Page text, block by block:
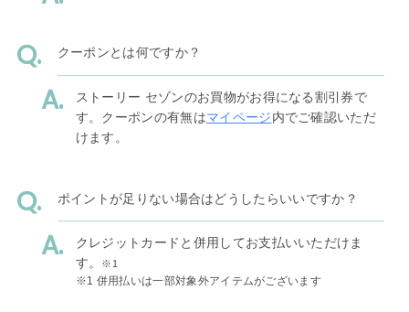
クーポンとは何ですか？
ストーリー セゾンのお買物がお得になる割引券で
す。クーポンの有無はマイページ内でご確認いただ
けます。
ポイントが足りない場合はどうしたらいいですか？
クレジットカードと併用してお支払いいただけま
す。
※1
※1 併用払いは一部対象外アイテムがございます